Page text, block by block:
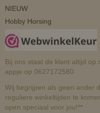
NIEUW
Hobby Horsing
Bij ons staat de klant altijd op
appje op 0627172580
Wij begrijpen als geen ander
reguliere winkeltijden te
open speciaal voor jou!**